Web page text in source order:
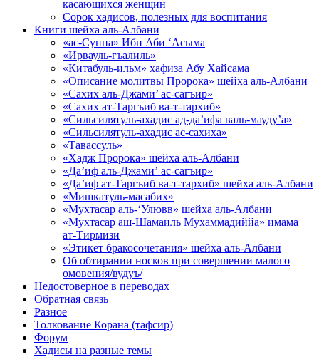
касающихся женщин
Сорок хадисов, полезных для воспитания
Книги шейха аль-Албани
«ас-Сунна» Ибн Аби ‘Асыма
«Ирвауль-гъалиль»
«Китабуль-ильм» хафиза Абу Хайсама
«Описание молитвы Пророка» шейха аль-Албани
«Сахих аль-Джами’ ас-сагъир»
«Сахих ат-Таргъиб ва-т-тархиб»
«Сильсилятуль-ахадис ад-да’ифа валь-мауду’а»
«Сильсилятуль-ахадис ас-сахиха»
«Тавассуль»
«Хадж Пророка» шейха аль-Албани
«Да’иф аль-Джами’ ас-сагъир»
«Да’иф ат-Таргъиб ва-т-тархиб» шейха аль-Албани
«Мишкатуль-масабих»
«Мухтасар аль-‘Улювв» шейха аль-Албани
«Мухтасар аш-Шамаиль Мухаммадиййа» имама
ат-Тирмизи
«Этикет бракосочетания» шейха аль-Албани
Об обтирании носков при совершении малого
омовения/вудуъ/
Недостоверное в переводах
Обратная связь
Разное
Толкование Корана (тафсир)
Форум
Хадисы на разные темы